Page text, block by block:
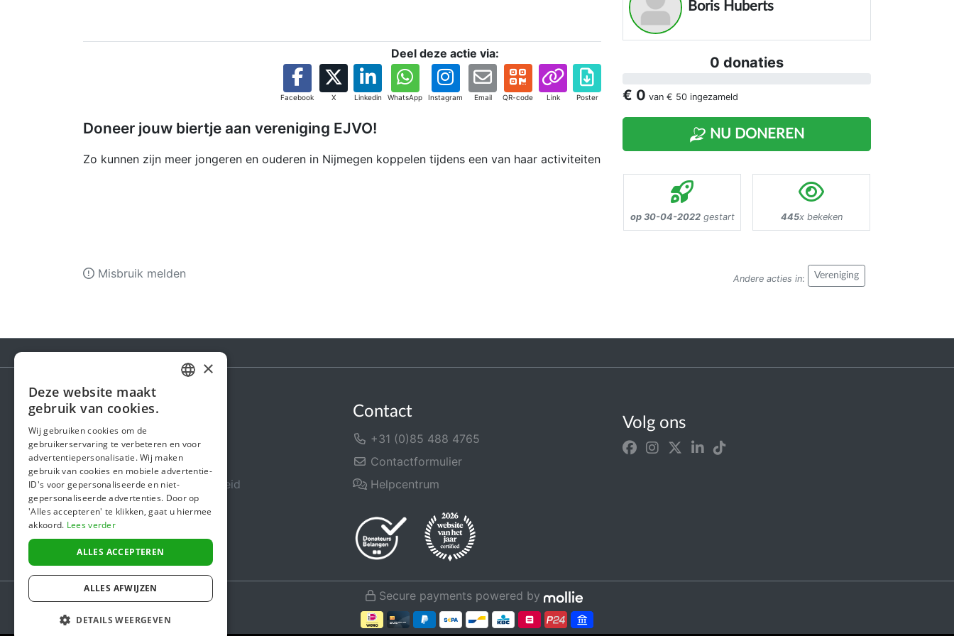
Deel deze actie via:
Facebook X Linkedin WhatsApp Instagram Email QR-code Link Poster
Doneer jouw biertje aan vereniging EJVO!
Zo kunnen zijn meer jongeren en ouderen in Nijmegen koppelen tijdens een van haar activiteiten
ondersteuning willen bij het onderhoud
van hun levensbehoeften en standaard.
Boris Huberts
0 donaties
€ 0 van € 50 ingezameld
NU DONEREN
op 30-04-2022gestart 445x bekeken
Andere acties in: Vereniging
Misbruik melden
Steunactie
Over ons
In de media
Veiligheid & Betrouwbaarheid
Algemene voorwaarden
Privacybeleid
Cookiebeleid
Contact
+31 (0)85 488 4765
Contactformulier
Helpcentrum
Volg ons
Secure payments powered by
ENGLISH
×
Deze website maakt
gebruik van cookies.
Wij gebruiken cookies om de
gebruikerservaring te verbeteren en voor
advertentiepersonalisatie. Wij maken
gebruik van cookies en mobiele advertentie-
ID's voor gepersonaliseerde en niet-
gepersonaliseerde advertenties. Door op
'Alles accepteren' te klikken, gaat u hiermee
akkoord. Lees verder
ALLES ACCEPTEREN
ALLES AFWIJZEN
DETAILS WEERGEVEN